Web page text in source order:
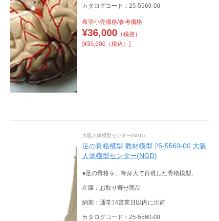
カタログコード：25-5569-00
希望小売価格/参考価格
¥36,000（税抜）
[¥39,600（税込）]
大阪人体模型センター(NGD)
足の骨格模型 教材模型 25-5560-00 大阪
人体模型センター(NGD)
●足の骨格を、等身大で再現した骨格模型。
在庫：お取り寄せ商品
納期：通常14営業日以内に出荷
カタログコード：25-5560-00